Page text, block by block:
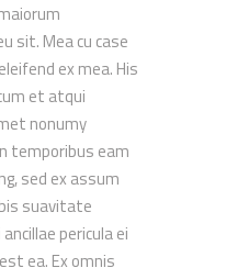
sit. Mea cu case
ex mea. His
et atqui
nonumy
temporibus eam
sed ex assum
suavitate
pericula ei
ea. Ex omnis